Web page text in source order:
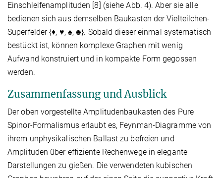
Einschleifenamplituden [8] (siehe Abb. 4). Aber sie alle
bedienen sich aus demselben Baukasten der Vielteilchen-
Superfelder {♦, ♥, ♠, ♣}. Sobald dieser einmal systematisch
bestückt ist, können komplexe Graphen mit wenig
Aufwand konstruiert und in kompakte Form gegossen
werden.
Zusammenfassung und Ausblick
Der oben vorgestellte Amplitudenbaukasten des Pure
Spinor-Formalismus erlaubt es, Feynman-Diagramme von
ihrem unphysikalischen Ballast zu befreien und
Amplituden über effiziente Rechenwege in elegante
Darstellungen zu gießen. Die verwendeten kubischen